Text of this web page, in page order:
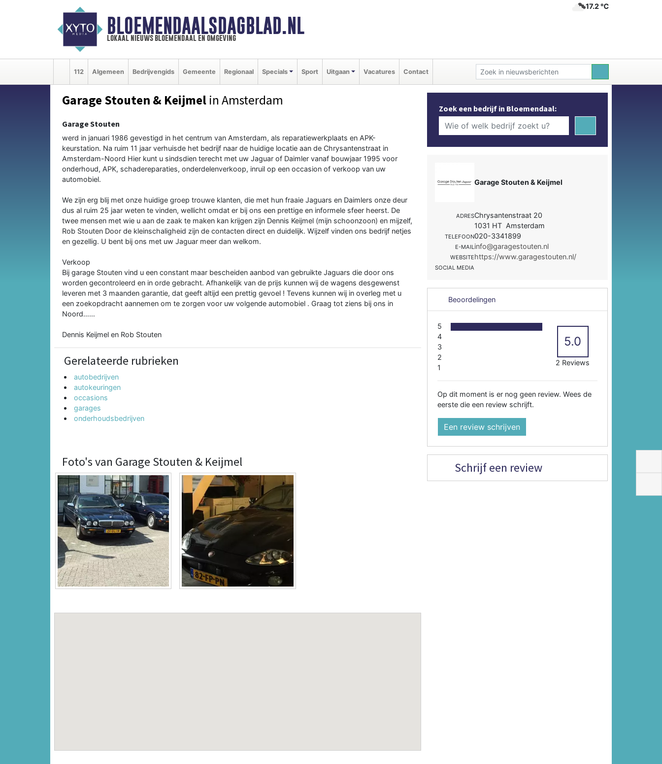
BLOEMENDAALSDAGBLAD.NL
lokaal nieuws bloemendaal en omgeving
17.2 ℃
112 Algemeen Bedrijvengids Gemeente Regionaal Specials Sport Uitgaan Vacatures Contact
Garage Stouten & Keijmel in Amsterdam
Garage Stouten
werd in januari 1986 gevestigd in het centrum van Amsterdam, als reparatiewerkplaats en APK-
keurstation. Na ruim 11 jaar verhuisde het bedrijf naar de huidige locatie aan de Chrysantenstraat in
Amsterdam-Noord Hier kunt u sindsdien terecht met uw Jaguar of Daimler vanaf bouwjaar 1995 voor
onderhoud, APK, schadereparaties, onderdelenverkoop, inruil op een occasion of verkoop van uw
automobiel.
We zijn erg blij met onze huidige groep trouwe klanten, die met hun fraaie Jaguars en Daimlers onze deur
dus al ruim 25 jaar weten te vinden, wellicht omdat er bij ons een prettige en informele sfeer heerst. De
twee mensen met wie u aan de zaak te maken kan krijgen zijn Dennis Keijmel (mijn schoonzoon) en mijzelf,
Rob Stouten Door de kleinschaligheid zijn de contacten direct en duidelijk. Wijzelf vinden ons bedrijf netjes
en gezellig. U bent bij ons met uw Jaguar meer dan welkom.
Verkoop
Bij garage Stouten vind u een constant maar bescheiden aanbod van gebruikte Jaguars die door ons
worden gecontroleerd en in orde gebracht. Afhankelijk van de prijs kunnen wij de wagens desgewenst
leveren met 3 maanden garantie, dat geeft altijd een prettig gevoel ! Tevens kunnen wij in overleg met u
een zoekopdracht aannemen om te zorgen voor uw volgende automobiel . Graag tot ziens bij ons in
Noord……
Dennis Keijmel en Rob Stouten
Gerelateerde rubrieken
autobedrijven
autokeuringen
occasions
garages
onderhoudsbedrijven
Foto's van Garage Stouten & Keijmel
Zoek een bedrijf in Bloemendaal:
Garage Stouten & Keijmel
ADRESChrysantenstraat 20
1031 HT Amsterdam
TELEFOON020-3341899
E-MAILinfo@garagestouten.nl
WEBSITEhttps://www.garagestouten.nl/
SOCIAL MEDIA
Beoordelingen
5
4
3
2
1
5.0
2 Reviews
Op dit moment is er nog geen review. Wees de
eerste die een review schrijft.
Een review schrijven
Schrijf een review